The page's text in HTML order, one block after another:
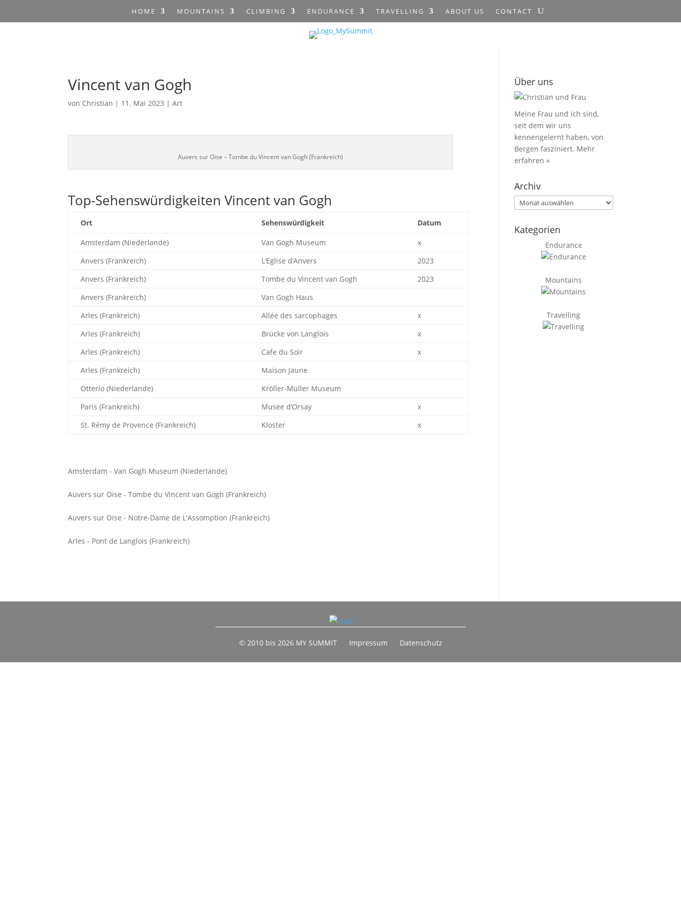
HOME MOUNTAINS CLIMBING ENDURANCE TRAVELLING ABOUT US CONTACT
Vincent van Gogh
von Christian | 11. Mai 2023 |Art
Auvers sur Oise – Tombe du Vincent van Gogh (Frankreich)
Top-Sehenswürdigkeiten Vincent van Gogh
Ort Sehenswürdigkeit Datum
Amsterdam (Niederlande) Van Gogh Museum
x
Anvers (Frankreich)
L‘Eglise d‘Anvers
2023
Anvers (Frankreich)
Tombe du Vincent van Gogh
2023
Anvers (Frankreich)
Van Gogh Haus
Arles (Frankreich)
Allée des sarcophages
x
Arles (Frankreich)
Brücke von Langlois
x
Arles (Frankreich)
Cafe du Soir
x
Arles (Frankreich)
Maison Jaune
Otterlo (Niederlande)
Kröller-Müller Museum
Paris (Frankreich)
Musee d‘Orsay
x
St. Rémy de Provence (Frankreich)
Kloster x
Amsterdam - Van Gogh Museum (Niederlande)
Auvers sur Oise - Tombe du Vincent van Gogh (Frankreich)
Auvers sur Oise - Notre-Dame de L'Assomption (Frankreich)
Arles - Pont de Langlois (Frankreich)
Über uns
Meine Frau und ich sind,
seit dem wir uns
kennengelernt haben, von
Bergen fasziniert. Mehr
erfahren »
Archiv
Archiv
Kategorien
Endurance
Mountains
Travelling
© 2010 bis 2026 MY SUMMIT Impressum Datenschutz